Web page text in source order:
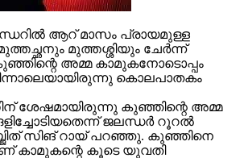
ആറ് മാസം പ്രായമുള്ള
മുത്തശ്ശിയും ചേര്‍ന്ന്
അമ്മ കാമുകനോടൊപ്പം
കൊലപാതകം
ശേഷമായിരുന്നു കുഞ്ഞിന്റെ അമ്മ
ജലന്ധര്‍ റൂറല്‍
സിങ് റായ് പറഞ്ഞു. കുഞ്ഞിനെ
കാമുകന്റെ കൂടെ യുവതി